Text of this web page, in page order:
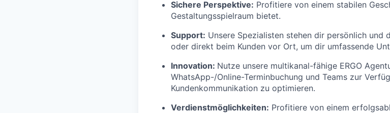
Sichere Perspektive: Profitiere von einem stabilen
Gestaltungsspielraum bietet.
Support: Unsere Spezialisten stehen dir persönlich und
oder direkt beim Kunden vor Ort, um dir umfassende
Innovation: Nutze unsere multikanal-fähige ERGO
WhatsApp-/Online-Terminbuchung und Teams zur
Kundenkommunikation zu optimieren.
Verdienstmöglichkeiten: Profitiere von einem